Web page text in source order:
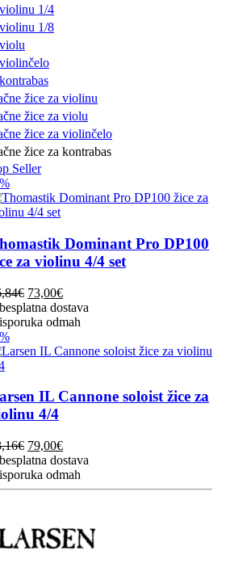
1/4
1/8
žice za violinu
žice za violu
žice za violinčelo
žice za kontrabas
Seller
Dominant Pro DP100
za violinu 4/4 set
€ Izvorna
cijena
bila
76,84€.
73,00€Trenutna
cijena
je:
dostava
odmah
IL Cannone soloist žice za
4/4
€ Izvorna
cijena
bila
je:
79,00€Trenutna
cijena
je:
79,00€.
dostava
odmah